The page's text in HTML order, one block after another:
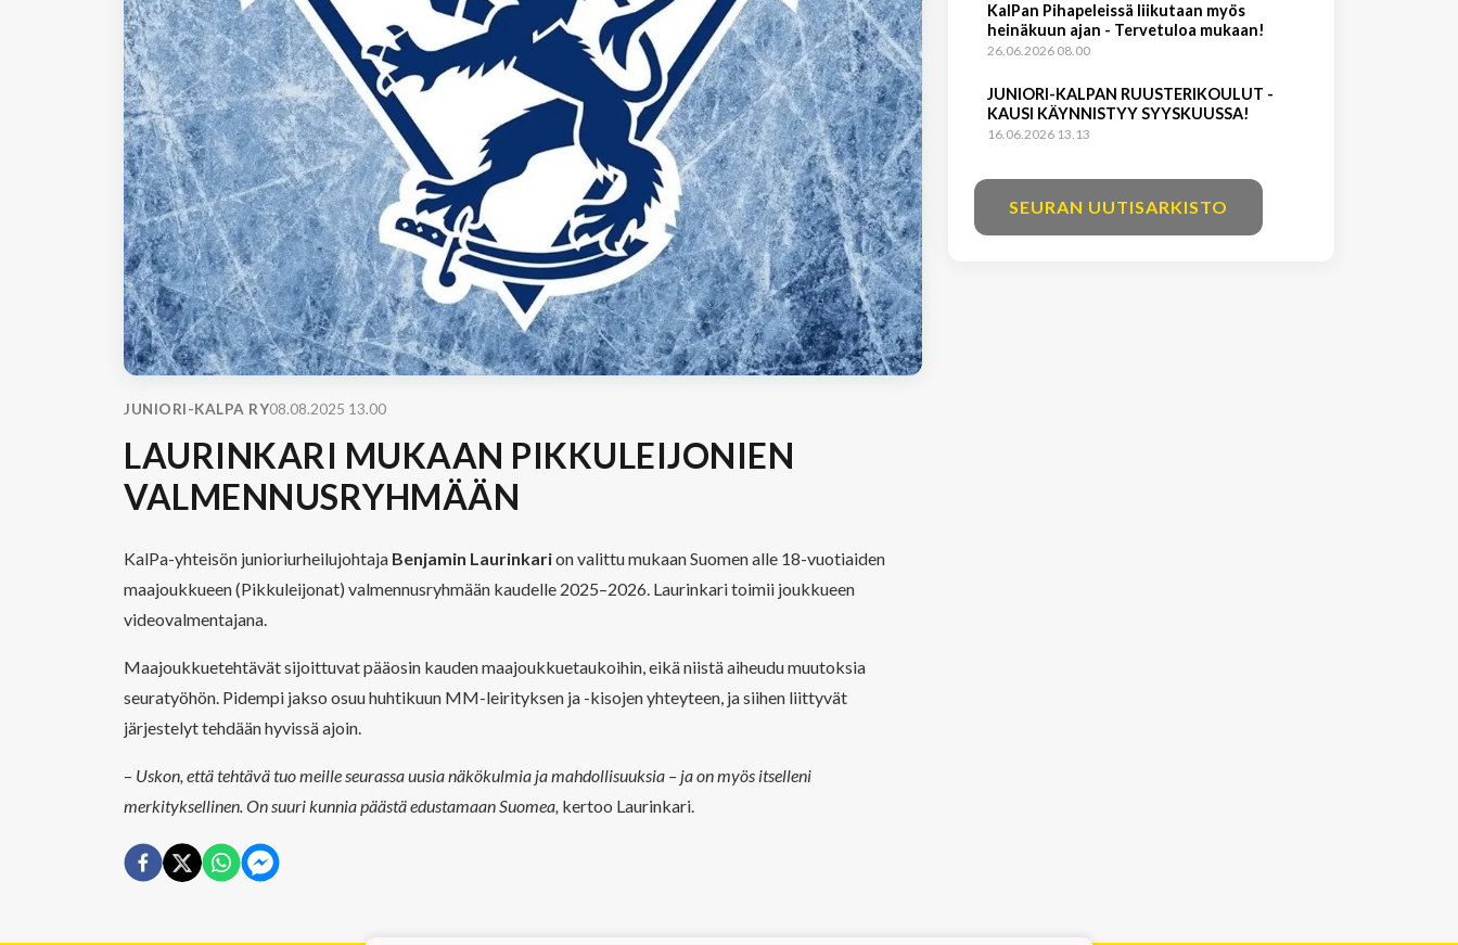
JUNIORI-KALPA RY08.08.2025 13.00
LAURINKARI MUKAAN PIKKULEIJONIEN
VALMENNUSRYHMÄÄN
KalPa-yhteisön junioriurheilujohtaja Benjamin Laurinkarion valittu mukaan Suomen alle 18-vuotiaiden
maajoukkueen (Pikkuleijonat) valmennusryhmään kaudelle 2025–2026. Laurinkari toimii joukkueen
videovalmentajana.
Maajoukkuetehtävät sijoittuvat pääosin kauden maajoukkuetaukoihin, eikä niistä aiheudu muutoksia
seuratyöhön. Pidempi jakso osuu huhtikuun MM-leirityksen ja -kisojen yhteyteen, ja siihen liittyvät
järjestelyt tehdään hyvissä ajoin.
– Uskon, että tehtävä tuo meille seurassa uusia näkökulmia ja mahdollisuuksia – ja on myös itselleni
merkityksellinen. On suuri kunnia päästä edustamaan Suomea, kertoo Laurinkari.
KalPan Pihapeleissä liikutaan myös
heinäkuun ajan - Tervetuloa mukaan!
26.06.2026 08.00
JUNIORI-KALPAN RUUSTERIKOULUT -
KAUSI KÄYNNISTYY SYYSKUUSSA!
16.06.2026 13.13
SEURAN UUTISARKISTO